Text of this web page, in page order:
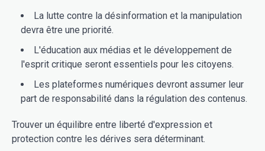
La lutte contre la désinformation et la manipulation
devra être une priorité.
L'éducation aux médias et le développement de
l'esprit critique seront essentiels pour les citoyens.
Les plateformes numériques devront assumer leur
part de responsabilité dans la régulation des contenus.
Trouver un équilibre entre liberté d'expression et
protection contre les dérives sera déterminant.